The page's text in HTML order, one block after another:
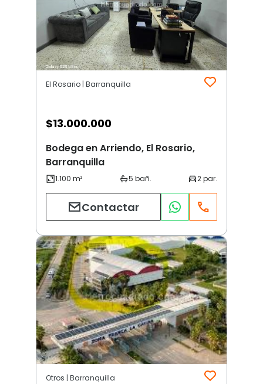
El Rosario | Barranquilla
$13.000.000
Bodega en Arriendo, El Rosario,
Barranquilla
Contactar
Otros | Barranquilla